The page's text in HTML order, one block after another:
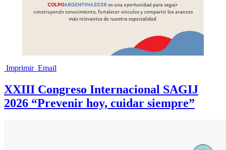
Imprimir Email
XXIII Congreso Internacional SAGIJ
2026 “Prevenir hoy, cuidar siempre”